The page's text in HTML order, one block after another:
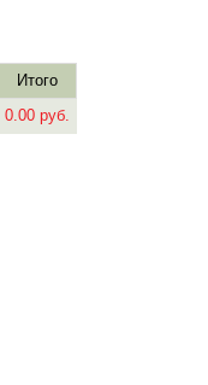
Итого
0.00 руб.